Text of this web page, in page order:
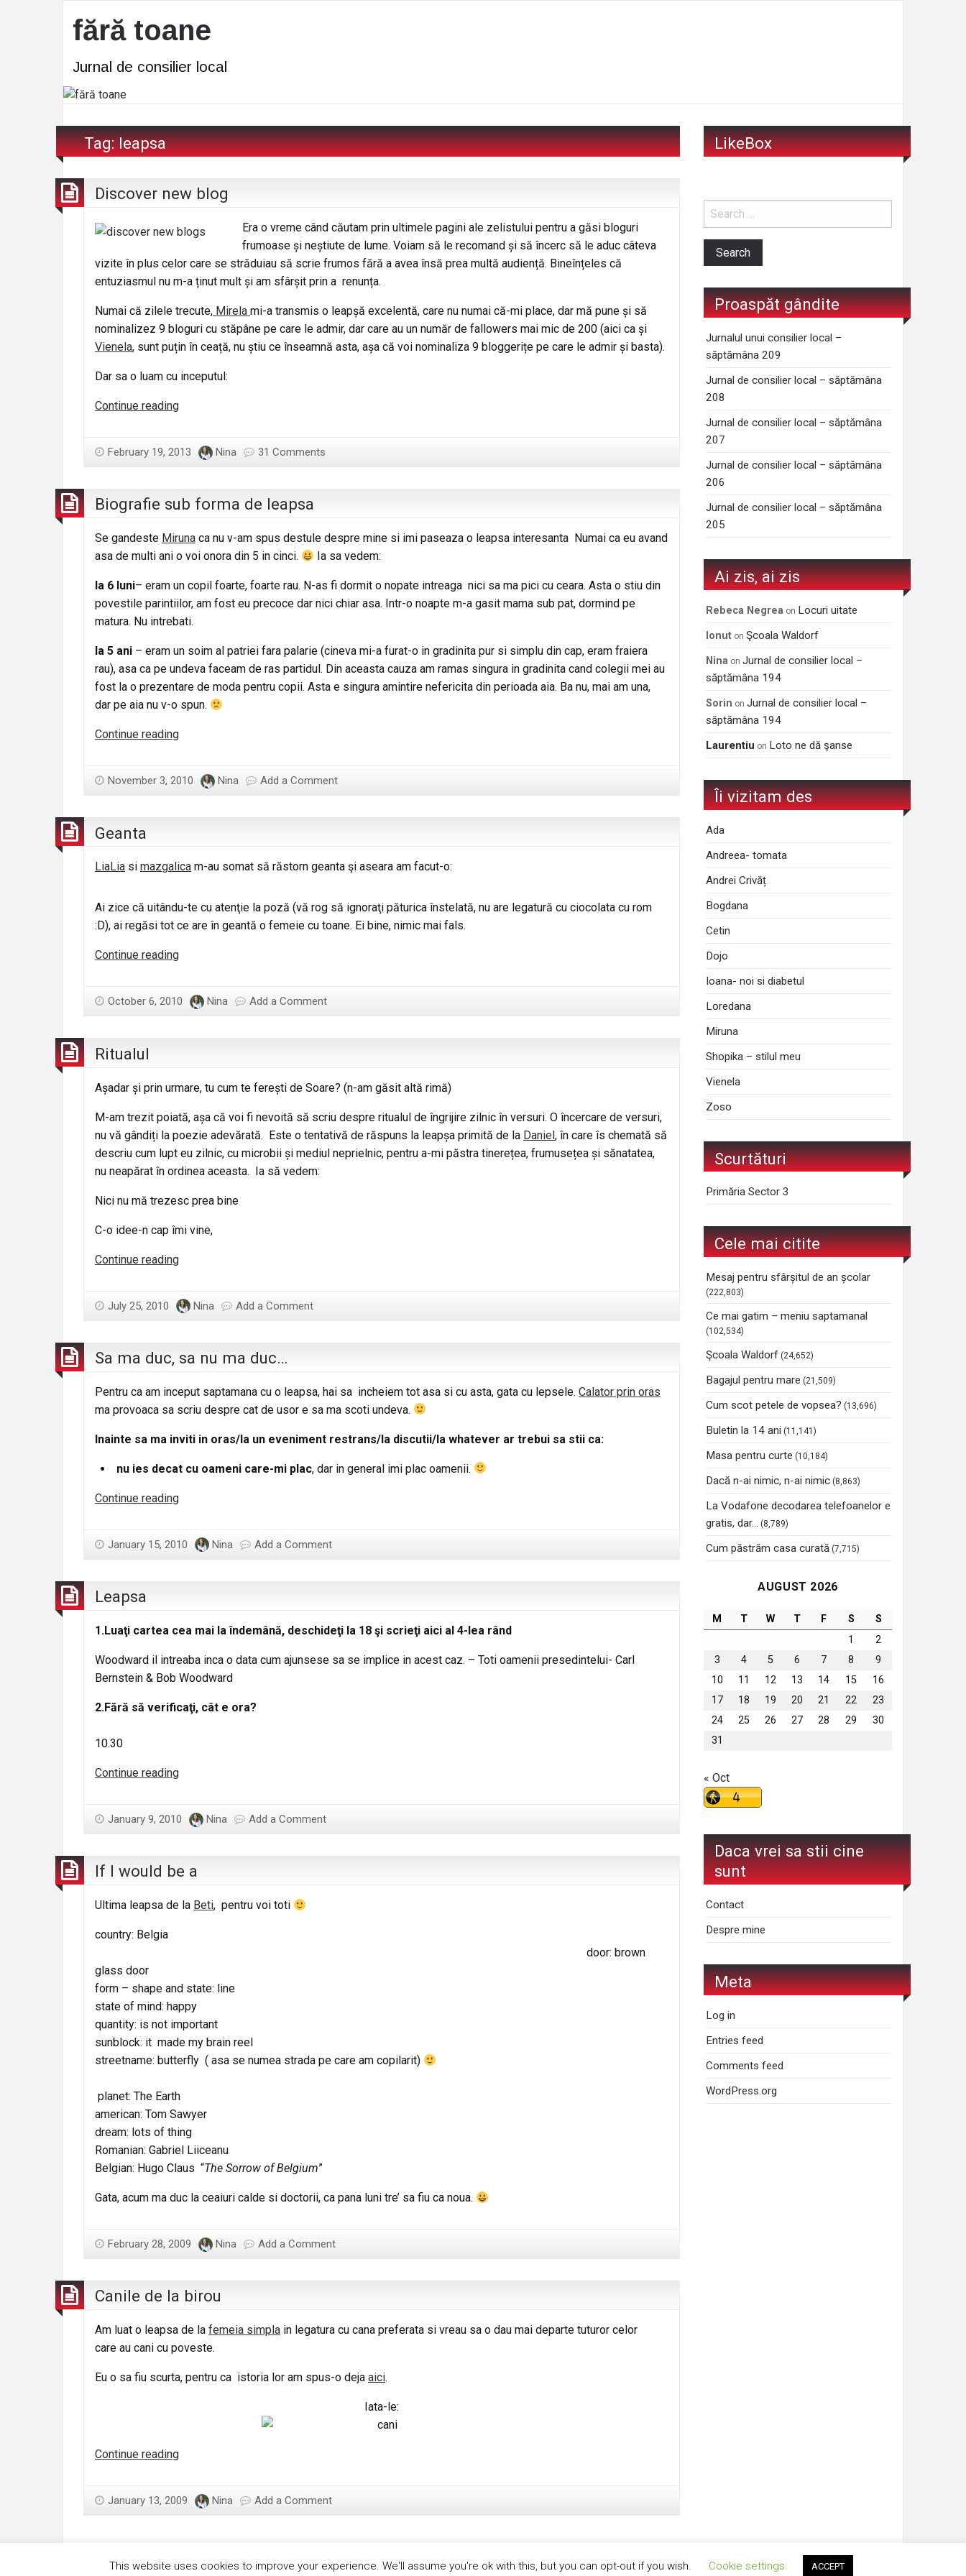
fără toane
Jurnal de consilier local
Tag:leapsa
Discover new blog
Era o vreme când căutam prin ultimele pagini ale zelistului pentru a găsi bloguri
frumoase și neștiute de lume. Voiam să le recomand și să încerc să le aduc câteva
vizite în plus celor care se străduiau să scrie frumos fără a avea însă prea multă audiență. Bineînțeles că
entuziasmul nu m-a ținut mult și am sfârșit prin a renunța.
Numai că zilele trecute, Mirela mi-a transmis o leapșă excelentă, care nu numai că-mi place, dar mă pune și să
nominalizez 9 bloguri cu stăpâne pe care le admir, dar care au un număr de fallowers mai mic de 200 (aici ca și
Vienela, sunt puțin în ceață, nu știu ce înseamnă asta, așa că voi nominaliza 9 bloggerițe pe care le admir și basta).
Dar sa o luam cu inceputul:
Continue readingDiscover
February 19, 2013 Nina 31 Comments
Biografie sub forma de leapsa
Se gandeste Miruna ca nu v-am spus destule despre mine si imi paseaza o leapsa interesanta Numai ca eu avand
asa de multi ani o voi onora din 5 in cinci.
Ia sa vedem:
la 6 luni– eram un copil foarte, foarte rau. N-as fi dormit o nopate intreaga nici sa ma pici cu ceara. Asta o stiu din
povestile parintiilor, am fost eu precoce dar nici chiar asa. Intr-o noapte m-a gasit mama sub pat, dormind pe
matura. Nu intrebati.
la 5 ani – eram un soim al patriei fara palarie (cineva mi-a furat-o in gradinita pur si simplu din cap, eram fraiera
rau), asa ca pe undeva faceam de ras partidul. Din aceasta cauza am ramas singura in gradinita cand colegii mei au
fost la o prezentare de moda pentru copii. Asta e singura amintire nefericita din perioada aia. Ba nu, mai am una,
dar pe aia nu v-o spun.
Continue readingBiografie
de
November 3, 2010 Nina Add a Comment
Geanta
LiaLia si mazgalica m-au somat să răstorn geanta şi aseara am facut-o:
Ai zice că uitându-te cu atenţie la poză (vă rog să ignoraţi păturica înstelată, nu are legatură cu ciocolata cu rom
:D), ai regăsi tot ce are în geantă o femeie cu toane. Ei bine, nimic mai fals.
Continue readingGeanta
October 6, 2010 Nina Add a Comment
Ritualul
Așadar și prin urmare, tu cum te ferești de Soare? (n-am găsit altă rimă)
M-am trezit poiată, așa că voi fi nevoită să scriu despre ritualul de îngrijire zilnic în versuri. O încercare de versuri,
nu vă gândiți la poezie adevărată. Este o tentativă de răspuns la leapșa primită de la Daniel, în care îs chemată să
descriu cum lupt eu zilnic, cu microbii și mediul neprielnic, pentru a-mi păstra tinerețea, frumusețea și sănatatea,
nu neapărat în ordinea aceasta. Ia să vedem:
Nici nu mă trezesc prea bine
C-o idee-n cap îmi vine,
Continue readingRitualul
July 25, 2010 Nina Add a Comment
Sa ma duc, sa nu ma duc…
Pentru ca am inceput saptamana cu o leapsa, hai sa incheiem tot asa si cu asta, gata cu lepsele. Calator prin oras
ma provoaca sa scriu despre cat de usor e sa ma scoti undeva.
Inainte sa ma inviti in oras/la un eveniment restrans/la discutii/la whatever ar trebui sa stii ca:
nu ies decat cu oameni care-mi plac, dar in general imi plac oamenii.
Continue readingSa
sa
January 15, 2010 Nina Add a Comment
Leapsa
1.Luaţi cartea cea mai la îndemână, deschideţi la 18 şi scrieţi aici al 4-lea rând
Woodward il intreaba inca o data cum ajunsese sa se implice in acest caz. – Toti oamenii presedintelui- Carl
Bernstein & Bob Woodward
2.Fără să verificaţi, cât e ora?
10.30
Continue readingLeapsa
January 9, 2010 Nina Add a Comment
If I would be a
Ultima leapsa de la Beti, pentru voi toti
country: Belgia
door: brown
glass door
form – shape and state: line
state of mind: happy
quantity: is not important
sunblock: it made my brain reel
streetname: butterfly ( asa se numea strada pe care am copilarit)
planet: The Earth
american: Tom Sawyer
dream: lots of thing
Romanian: Gabriel Liiceanu
Belgian: Hugo Claus “The Sorrow of Belgium”
Gata, acum ma duc la ceaiuri calde si doctorii, ca pana luni tre’ sa fiu ca noua.
February 28, 2009 Nina Add a Comment
Canile de la birou
Am luat o leapsa de la femeia simpla in legatura cu cana preferata si vreau sa o dau mai departe tuturor celor
care au cani cu poveste.
Eu o sa fiu scurta, pentru ca istoria lor am spus-o deja aici.
Iata-le:
Continue readingCanile
birou
January 13, 2009 Nina Add a Comment
LikeBox
Proaspăt gândite
Jurnalul unui consilier local –
săptămâna 209
Jurnal de consilier local – săptămâna
208
Jurnal de consilier local – săptămâna
207
Jurnal de consilier local – săptămâna
206
Jurnal de consilier local – săptămâna
205
Ai zis, ai zis
Rebeca Negrea on Locuri uitate
Ionut onŞcoala Waldorf
Nina onJurnal de consilier local –
săptămâna 194
Sorin onJurnal de consilier local –
săptămâna 194
Laurentiu on Loto ne dă şanse
Îi vizitam des
Ada
Andreea- tomata
Andrei Crivăț
Bogdana
Cetin
Dojo
Ioana- noi si diabetul
Loredana
Miruna
Shopika – stilul meu
Vienela
Zoso
Scurtături
Primăria Sector 3
Cele mai citite
Mesaj pentru sfârșitul de an școlar
(222,803)
Ce mai gatim – meniu saptamanal
(102,534)
Şcoala Waldorf (24,652)
Bagajul pentru mare (21,509)
Cum scot petele de vopsea? (13,696)
Buletin la 14 ani (11,141)
Masa pentru curte (10,184)
Dacă n-ai nimic, n-ai nimic (8,863)
La Vodafone decodarea telefoanelor e
gratis, dar… (8,789)
Cum păstrăm casa curată (7,715)
AUGUST 2026
M T W T F S
S
1
2
3
4 5 6 7 8
9
10
11 12 13 14 15
16
17
18 19 20 21 22
23
24
25 26 27 28 29
30
31
« Oct
Daca vrei sa stii cine
sunt
Contact
Despre mine
Meta
Log in
Entries feed
Comments feed
WordPress.org
This website uses cookies to improve your experience. We'll assume you're ok with this, but you can opt-out if you wish. Cookie settings ACCEPT